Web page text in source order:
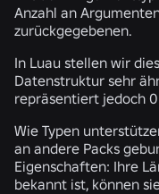
Anzahl an
zurückgegebenen.
In Luau stellen wir
Datenstruktur sehr
repräsentiert jedoch
Wie Typen
an andere Packs
Eigenschaften: Ihre
bekannt ist, können